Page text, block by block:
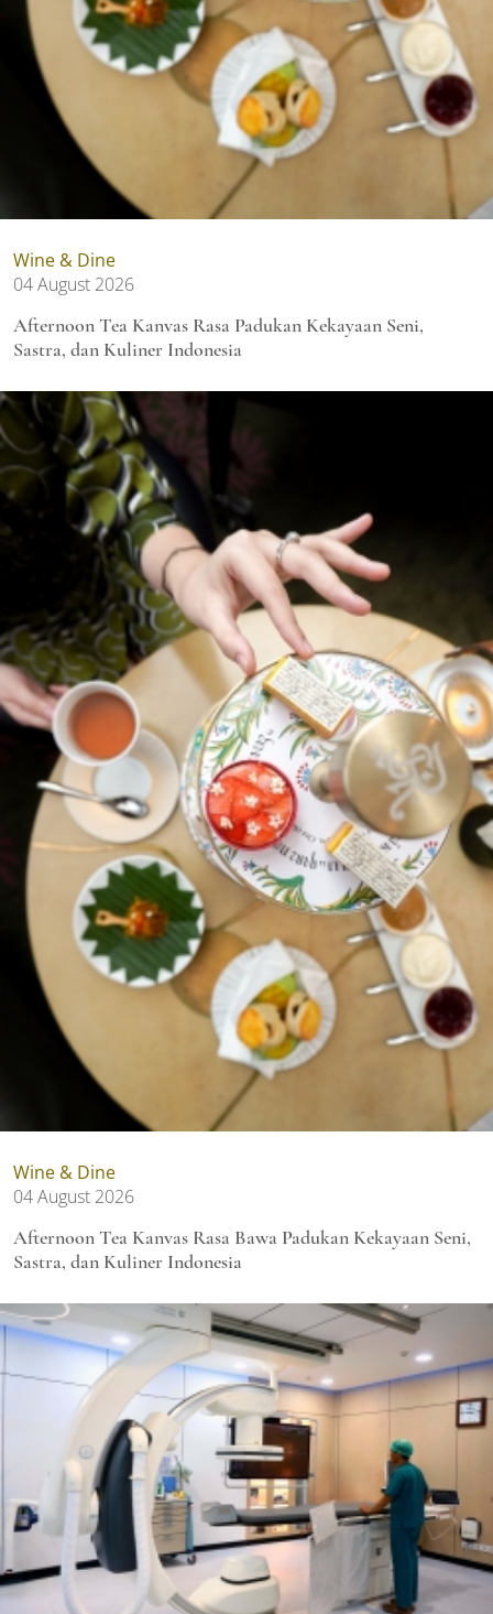
Wine & Dine
04 August 2026
Afternoon Tea Kanvas Rasa Padukan Kekayaan Seni,
Sastra, dan Kuliner Indonesia
Wine & Dine
04 August 2026
Afternoon Tea Kanvas Rasa Bawa Padukan Kekayaan Seni,
Sastra, dan Kuliner Indonesia